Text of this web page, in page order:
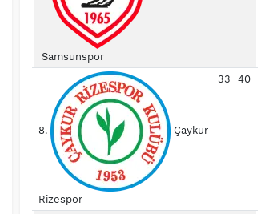
Samsunspor
8. Çaykur
Rizespor
33 40